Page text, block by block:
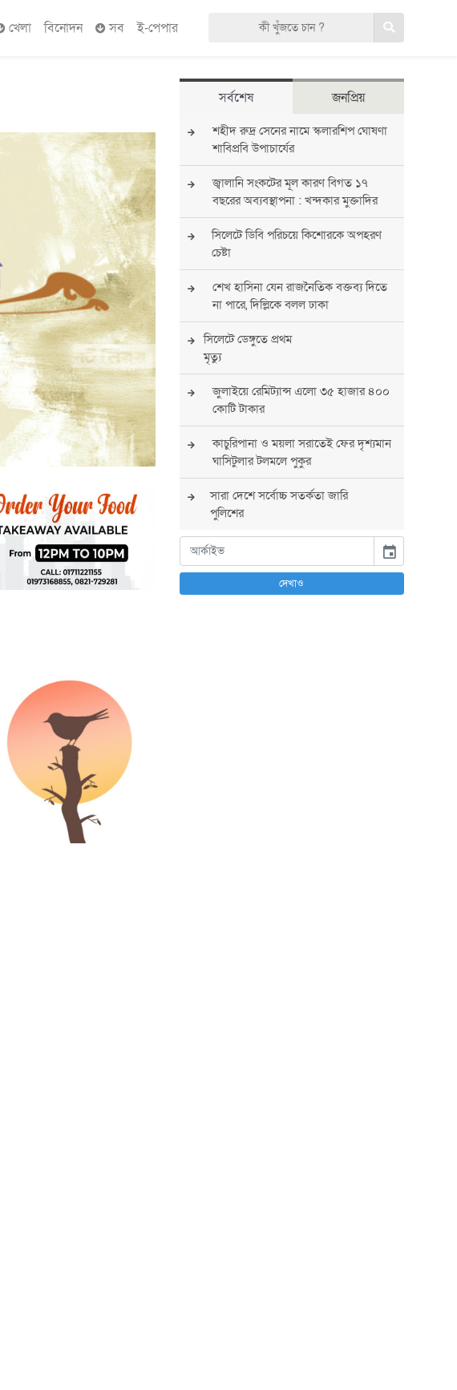
খেলা বিনোদন সব ই-পেপার
সর্বশেষ জনপ্রিয়
শহীদ রুদ্র সেনের নামে স্কলারশিপ ঘোষণা
শাবিপ্রবি উপাচার্যের
জ্বালানি সংকটের মূল কারণ বিগত ১৭
বছরের অব্যবস্থাপনা : খন্দকার মুক্তাদির
সিলেটে ডিবি পরিচয়ে কিশোরকে অপহরণ
চেষ্টা
শেখ হাসিনা যেন রাজনৈতিক বক্তব্য দিতে
না পারে, দিল্লিকে বলল ঢাকা
সিলেটে ডেঙ্গুতে প্রথম
মৃত্যু
জুলাইয়ে রেমিট্যান্স এলো ৩৫ হাজার ৪০০
কোটি টাকার
কাচুরিপানা ও ময়লা সরাতেই ফের দৃশ্যমান
ঘাসিটুলার টলমলে পুকুর
সারা দেশে সর্বোচ্চ সতর্কতা জারি
পুলিশের
বিএনপির রাষ্ট্রপতি প্রার্থী চূড়ান্ত করবেন
তারেক রহমান
তারেক রহমানের নেতৃত্বে পূর্ণ আস্থা
event
দেখাও